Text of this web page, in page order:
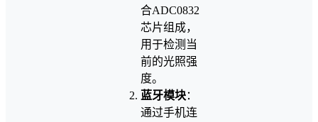
合ADC0832
芯片组成，
用于检测当
前的光照强
度。
蓝牙模块：
通过手机连